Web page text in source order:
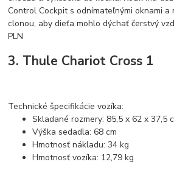
Control Cockpit s odnímateľnými oknami
clonou, aby dieťa mohlo dýchať čerstvý
PLN
3. Thule Chariot Cross 1
Technické špecifikácie vozíka:
Skladané rozmery: 85,5 x 62 x 37,5
Výška sedadla: 68 cm
Hmotnosť nákladu: 34 kg
Hmotnosť vozíka: 12,79 kg